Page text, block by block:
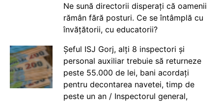
Ne sună directorii disperați că oamenii
rămân fără posturi. Ce se întâmplă cu
învățătorii, cu educatorii?
Șeful ISJ Gorj, alți 8 inspectori și
personal auxiliar trebuie să returneze
peste 55.000 de lei, bani acordați
pentru decontarea navetei, timp de
peste un an / Inspectorul general,